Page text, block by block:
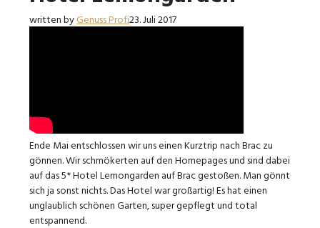
written byGenuss Profi23. Juli 2017
Ende Mai entschlossen wir uns einen Kurztrip nach Brac zu
gönnen. Wir schmökerten auf den Homepages und sind dabei
auf das 5* Hotel Lemongarden auf Brac gestoßen. Man gönnt
sich ja sonst nichts. Das Hotel war großartig! Es hat einen
unglaublich schönen Garten, super gepflegt und total
entspannend.